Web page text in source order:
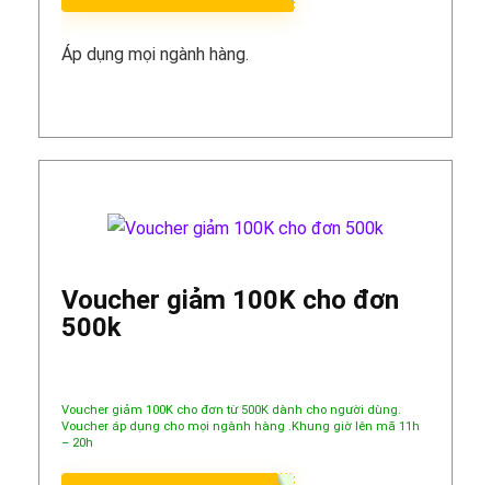
Áp dụng mọi ngành hàng.
Voucher giảm 100K cho đơn
500k
Voucher giảm 100K cho đơn từ 500K dành cho người dùng.
Voucher áp dụng cho mọi ngành hàng .Khung giờ lên mã 11h
– 20h